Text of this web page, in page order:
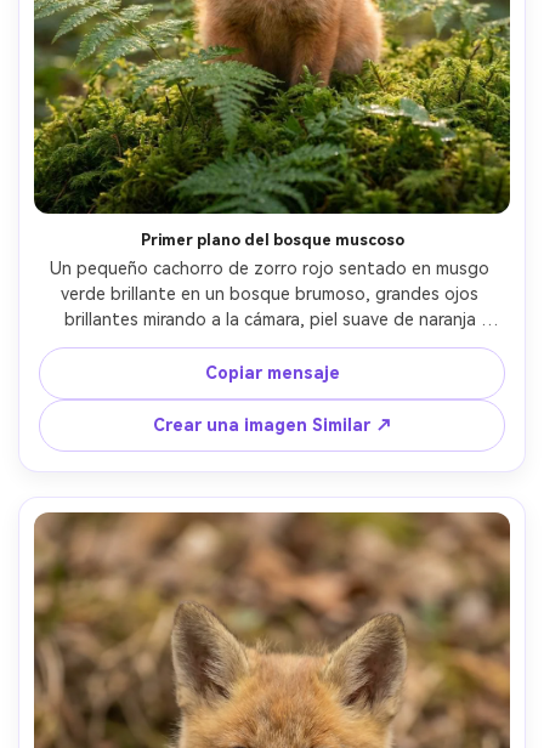
Primer plano del bosque muscoso
Un pequeño cachorro de zorro rojo sentado en musgo
verde brillante en un bosque brumoso, grandes ojos
brillantes mirando a la cámara, piel suave de naranja
melocotón con sutil barbilla blanca, gotas de rocío en las
hojas de helechos, fondo de niebla de la mañana, luz de
borde dorado a través de los árboles, disparado en Sony
A7IV con 85 mm f/1.4, retrato de primer plano, bokeh
cremoso, detalle de piel ultra-realista, calificación de
color cálido suave, fotografía profesional de vida
silvestre-AR 4:5
Copiar mensaje
Crear una imagen Similar ↗